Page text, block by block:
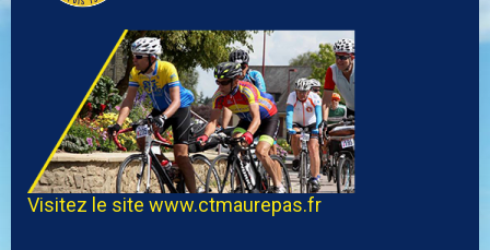
Visitez le site www.ctmaurepas.fr